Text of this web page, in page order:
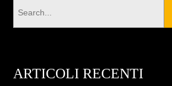
ARTICOLI RECENTI